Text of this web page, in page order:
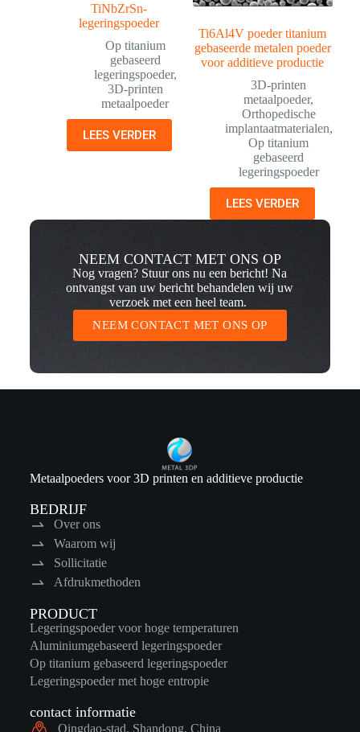
TiNbZrSn-
legeringspoeder
Op titanium
gebaseerd
legeringspoeder,
3D-printen
metaalpoeder
LEES VERDER
Ti6Al4V poeder titanium
gebaseerde metalen poeder
voor additieve productie
3D-printen
metaalpoeder,
Orthopedische
implantaatmaterialen,
Op titanium
gebaseerd
legeringspoeder
LEES VERDER
NEEM CONTACT MET ONS OP
Nog vragen? Stuur ons nu een bericht! Na
ontvangst van uw bericht behandelen wij uw
verzoek met een heel team.
NEEM CONTACT MET ONS OP
Metaalpoeders voor 3D printen en additieve productie
BEDRIJF
Over ons
Waarom wij
Sollicitatie
Afdrukmethoden
PRODUCT
Legeringspoeder voor hoge temperaturen
Aluminiumgebaseerd legeringspoeder
Op titanium gebaseerd legeringspoeder
Legeringspoeder met hoge entropie
contact informatie
Qingdao-stad, Shandong, China